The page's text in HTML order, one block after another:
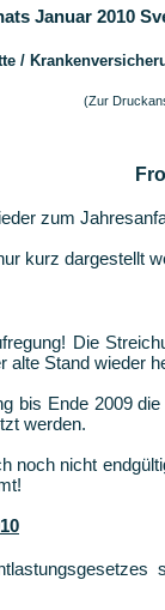
Januar 2010
/
(Zur
zum
kurz dargestellt
Die
alte Stand wieder
bis Ende 2009
werden.
noch nicht